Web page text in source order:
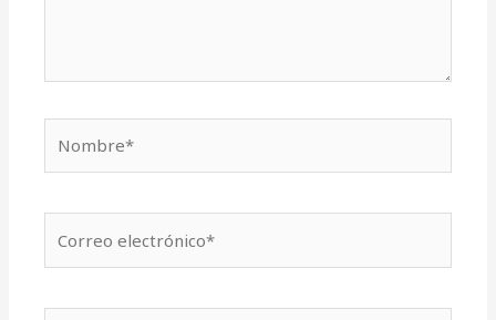
electrónico*